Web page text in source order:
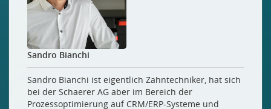
Sandro Bianchi
Sandro Bianchi ist eigentlich Zahntechniker, hat sich
bei der Schaerer AG aber im Bereich der
Prozessoptimierung auf CRM/ERP-Systeme und